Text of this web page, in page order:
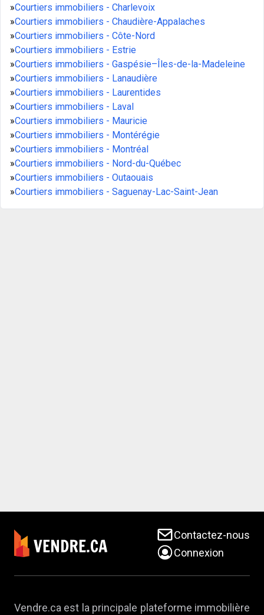
»Courtiers immobiliers - Charlevoix
»Courtiers immobiliers - Chaudière-Appalaches
»Courtiers immobiliers - Côte-Nord
»Courtiers immobiliers - Estrie
»Courtiers immobiliers - Gaspésie–Îles-de-la-Madeleine
»Courtiers immobiliers - Lanaudière
»Courtiers immobiliers - Laurentides
»Courtiers immobiliers - Laval
»Courtiers immobiliers - Mauricie
»Courtiers immobiliers - Montérégie
»Courtiers immobiliers - Montréal
»Courtiers immobiliers - Nord-du-Québec
»Courtiers immobiliers - Outaouais
»Courtiers immobiliers - Saguenay-Lac-Saint-Jean
Contactez-nous
Connexion
Vendre.ca est la principale plateforme immobilière